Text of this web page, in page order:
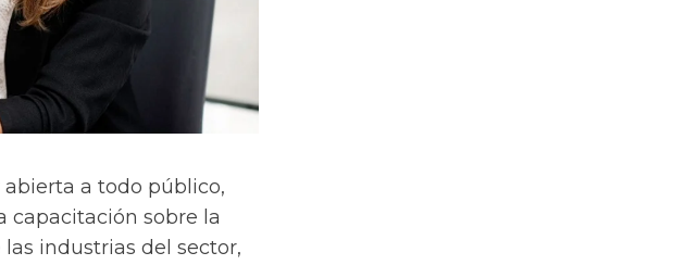
a todo público,
capacitación sobre la
industrias del sector,